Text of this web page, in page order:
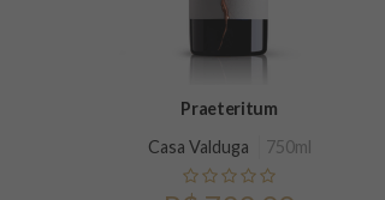
Praeteritum
Casa Valduga
750ml